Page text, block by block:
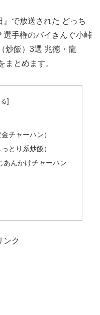
で放送された どっち
選手権のバイきんぐ小峠
炒飯）3選 兆徳・龍
まとめます。
チャーハン）
とり系炒飯）
あんかけチャーハン
ンク